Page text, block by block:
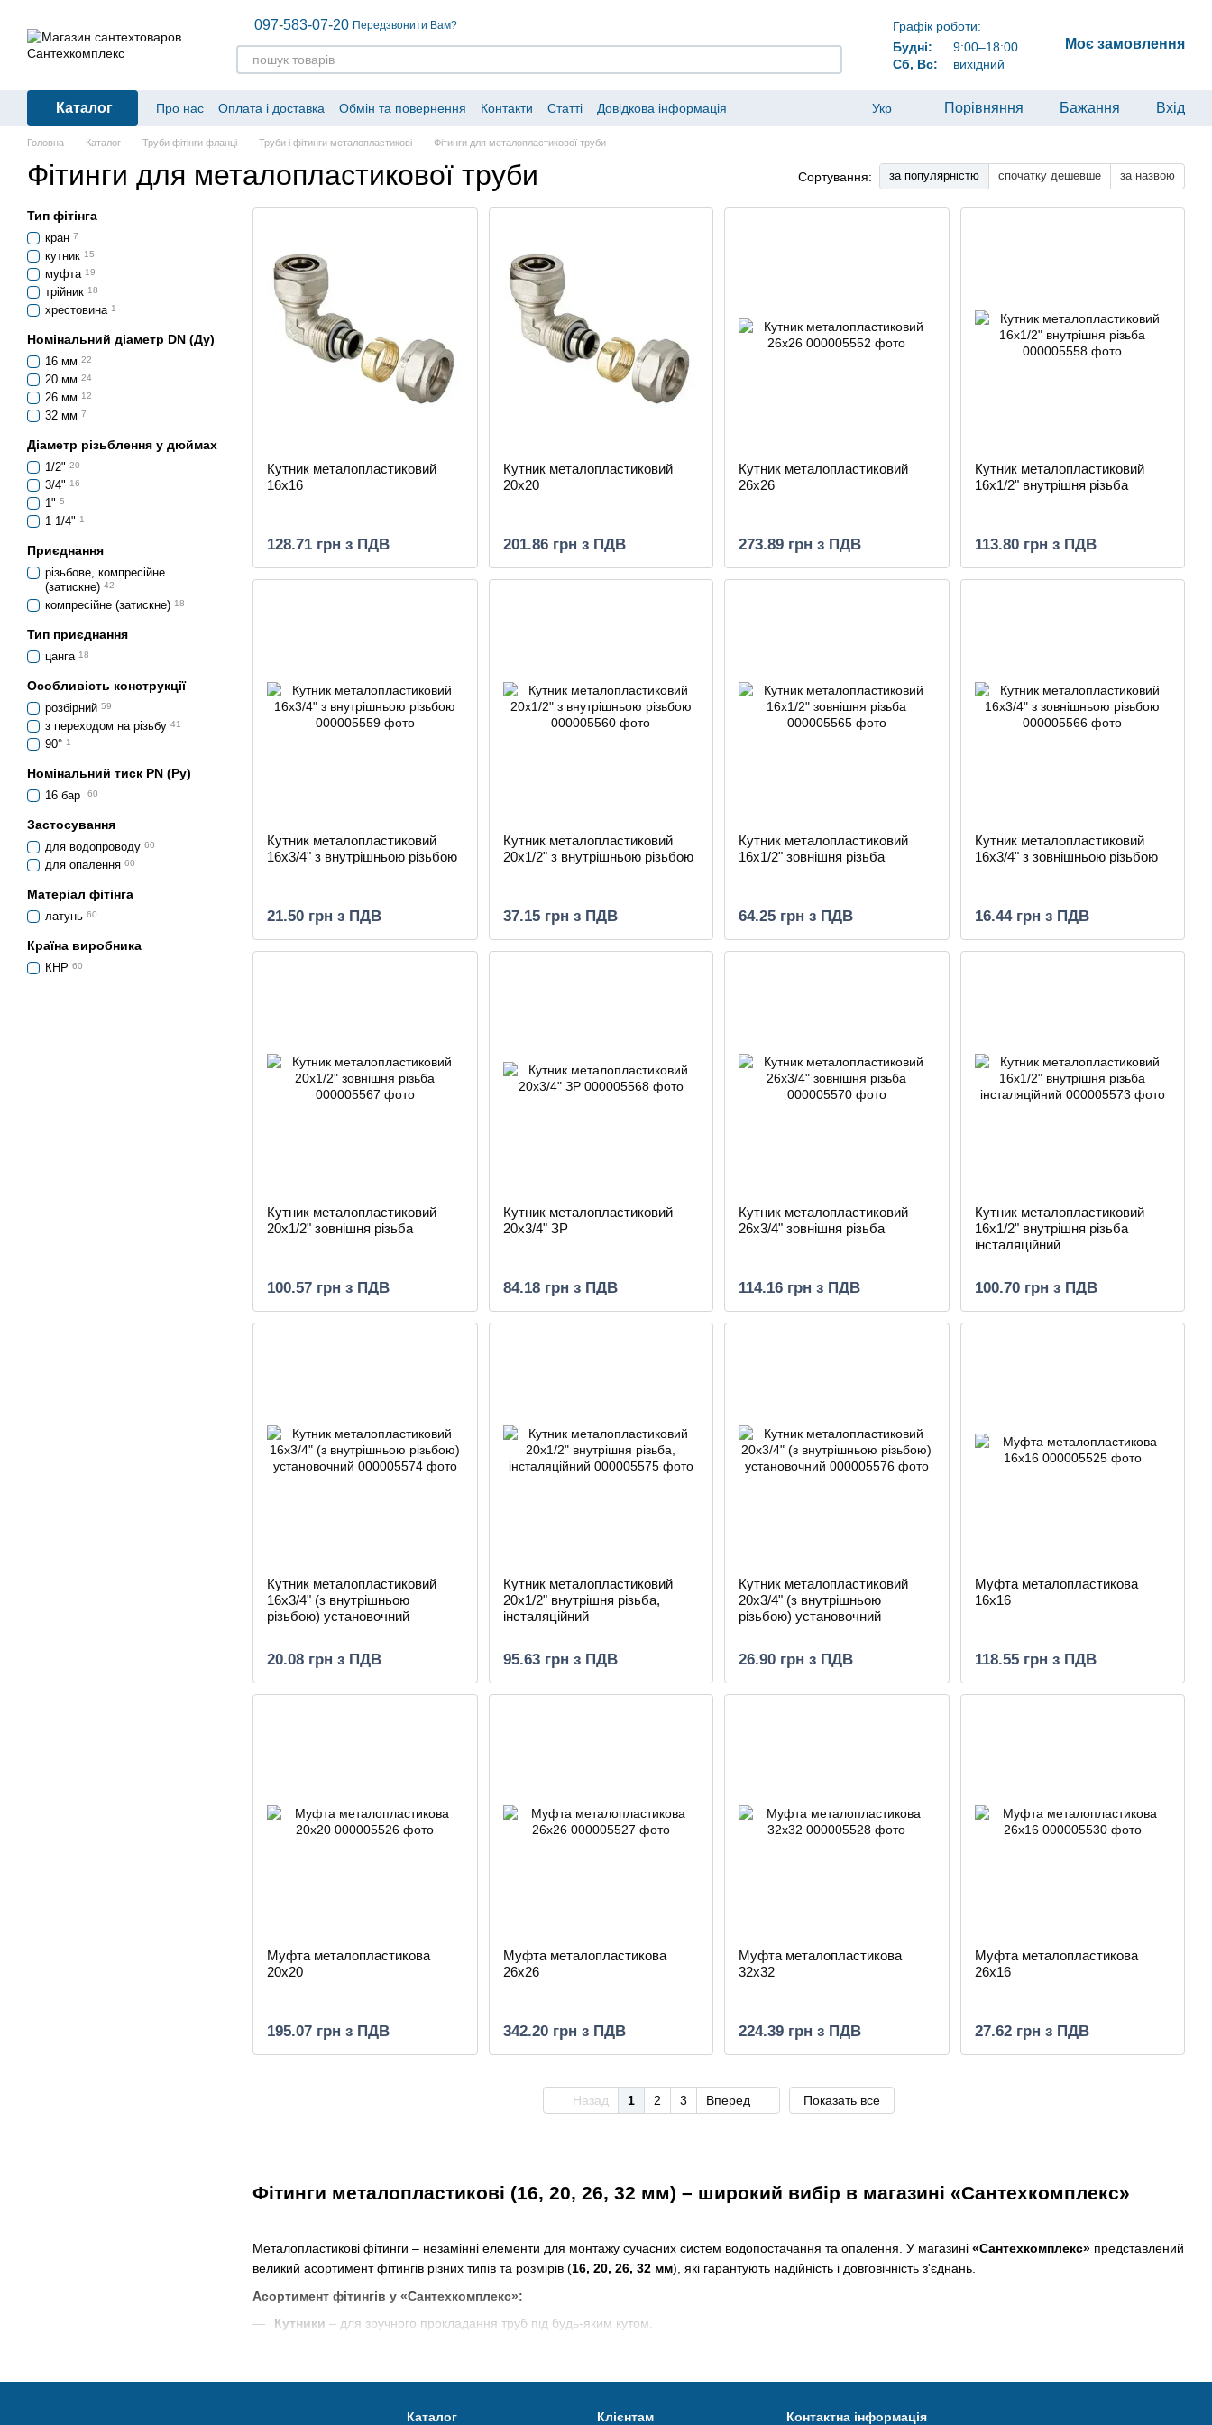
097-583-07-20 Передзвонити Вам?
Графік роботи:
Будні:
9:00–18:00
Сб, Вс:
вихідний
Моє замовлення
Каталог Про нас Оплата і доставка Обмін та повернення Контакти Статті Довідкова інформація Укр Порівняння Бажання Вхід
Головна Каталог Труби фітінги фланці Труби і фітинги металопластикові Фітинги для металопластикової труби
Фітинги для металопластикової труби Сортування: за популярністю спочатку дешевше за назвою
Фітинги металопластикові (16, 20, 26, 32 мм) – широкий вибір в магазині «Сантехкомплекс»
Металопластикові фітинги – незамінні елементи для монтажу сучасних систем водопостачання та опалення. У магазині «Сантехкомплекс» представлений
великий асортимент фітингів різних типів та розмірів (16, 20, 26, 32 мм), які гарантують надійність і довговічність з'єднань.
Асортимент фітингів у «Сантехкомплекс»:
Кутники – для зручного прокладання труб під будь-яким кутом.
Кутник металопластиковий
16х16
128.71 грн з ПДВ
Кутник металопластиковий
20х20
201.86 грн з ПДВ
Кутник металопластиковий
26х26
273.89 грн з ПДВ
Кутник металопластиковий
16х1/2" внутрішня різьба
113.80 грн з ПДВ
Кутник металопластиковий
16х3/4" з внутрішньою різьбою
21.50 грн з ПДВ
Кутник металопластиковий
20х1/2" з внутрішньою різьбою
37.15 грн з ПДВ
Кутник металопластиковий
16х1/2" зовнішня різьба
64.25 грн з ПДВ
Кутник металопластиковий
16х3/4" з зовнішньою різьбою
16.44 грн з ПДВ
Кутник металопластиковий
20х1/2" зовнішня різьба
100.57 грн з ПДВ
Кутник металопластиковий
20х3/4" ЗР
84.18 грн з ПДВ
Кутник металопластиковий
26х3/4" зовнішня різьба
114.16 грн з ПДВ
Кутник металопластиковий
16х1/2" внутрішня різьба
інсталяційний
100.70 грн з ПДВ
Кутник металопластиковий
16х3/4" (з внутрішньою
різьбою) установочний
20.08 грн з ПДВ
Кутник металопластиковий
20х1/2" внутрішня різьба,
інсталяційний
95.63 грн з ПДВ
Кутник металопластиковий
20х3/4" (з внутрішньою
різьбою) установочний
26.90 грн з ПДВ
Муфта металопластикова
16х16
118.55 грн з ПДВ
Муфта металопластикова
20х20
195.07 грн з ПДВ
Муфта металопластикова
26х26
342.20 грн з ПДВ
Муфта металопластикова
32х32
224.39 грн з ПДВ
Муфта металопластикова
26х16
27.62 грн з ПДВ
Назад 1 2 3 Вперед Показать все
Тип фітінга
кран 7
кутник 15
муфта 19
трійник 18
хрестовина 1
Номінальний діаметр DN (Ду)
16 мм 22
20 мм 24
26 мм 12
32 мм 7
Діаметр різьблення у дюймах
1/2" 20
3/4" 16
1" 5
1 1/4" 1
Приєднання
різьбове, компресійне
(затискне) 42
компресійне (затискне) 18
Тип приєднання
цанга 18
Особливість конструкції
розбірний 59
з переходом на різьбу 41
90° 1
Номінальний тиск PN (Ру)
16 бар 60
Застосування
для водопроводу 60
для опалення 60
Матеріал фітінга
латунь 60
Країна виробника
КНР 60
Каталог Клієнтам Контактна інформація